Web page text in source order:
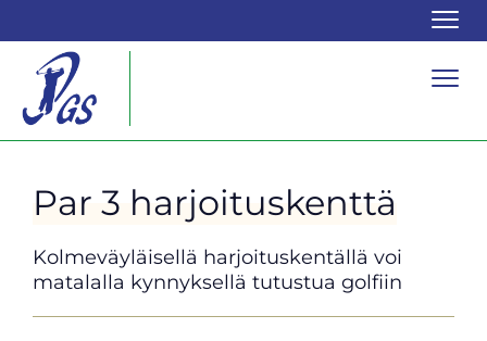
Par 3 harjoituskenttä
Kolmeväyläisellä harjoituskentällä voi
matalalla kynnyksellä tutustua golfiin